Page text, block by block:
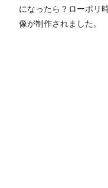
になったら？ローポリ
像が制作されました。